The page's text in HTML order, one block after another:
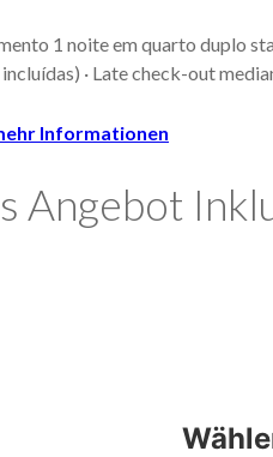
1 noite em quarto duplo
· Late check-out
Informationen
Angebot